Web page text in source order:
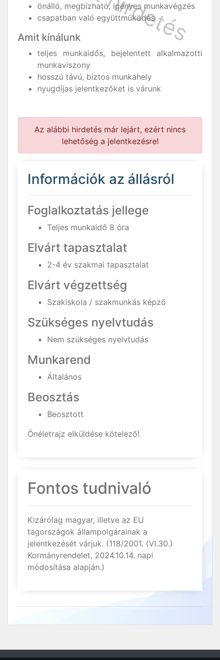
önálló, megbízható, igényes munkavégzés
csapatban való együttműködés
Amit kínálunk
teljes munkaidős, bejelentett alkalmazotti
munkaviszony
hosszú távú, biztos munkahely
nyugdíjas jelentkezőket is várunk
Az alábbi hirdetés már lejárt, ezért nincs
lehetőség a jelentkezésre!
Információk az állásról
Foglalkoztatás jellege
Teljes munkaidő 8 óra
Elvárt tapasztalat
2-4 év szakmai tapasztalat
Elvárt végzettség
Szakiskola / szakmunkás képző
Szükséges nyelvtudás
Nem szükséges nyelvtudás
Munkarend
Általános
Beosztás
Beosztott
Önéletrajz elküldése kötelező!
Fontos tudnivaló
Kizárólag magyar, illetve az EU
tagországok állampolgárainak a
jelentkezését várjuk. (118/2001. (VI.30.)
Kormányrendelet, 2024.10.14. napi
módosítása alapján.)